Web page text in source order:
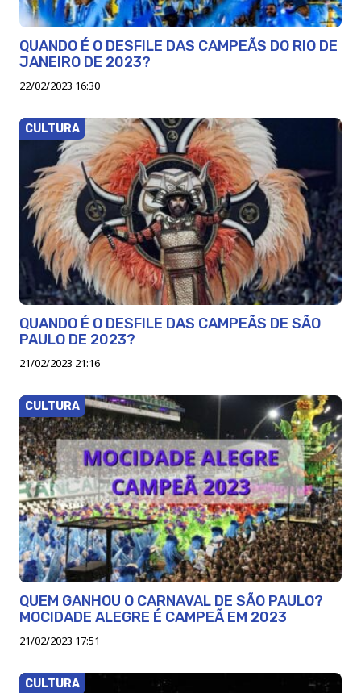
QUANDO É O DESFILE DAS CAMPEÃS DO RIO DE
JANEIRO DE 2023?
22/02/2023 16:30
CULTURA
QUANDO É O DESFILE DAS CAMPEÃS DE SÃO
PAULO DE 2023?
21/02/2023 21:16
CULTURA
QUEM GANHOU O CARNAVAL DE SÃO PAULO?
MOCIDADE ALEGRE É CAMPEÃ EM 2023
21/02/2023 17:51
CULTURA